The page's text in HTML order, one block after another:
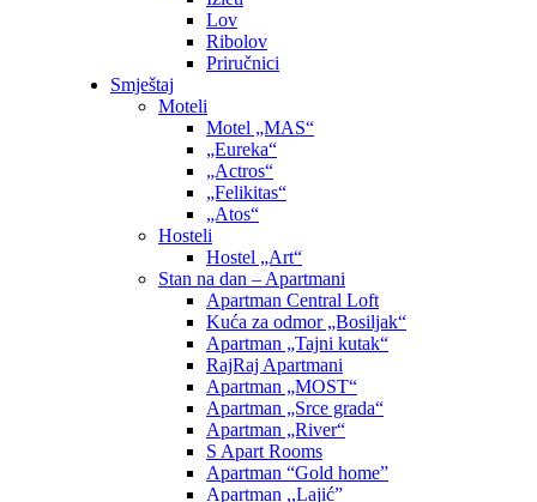
Lov
Ribolov
Priručnici
Smještaj
Moteli
Motel „MAS“
„Eureka“
„Actros“
„Felikitas“
„Atos“
Hosteli
Hostel „Art“
Stan na dan – Apartmani
Apartman Central Loft
Kuća za odmor „Bosiljak“
Apartman „Tajni kutak“
RajRaj Apartmani
Apartman „MOST“
Apartman „Srce grada“
Apartman „River“
S Apart Rooms
Apartman “Gold home”
Apartman ,,Lajić”